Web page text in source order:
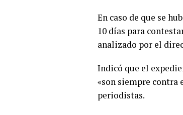
En caso de que se
10 días para
analizado por el
Indicó que el
«son siempre contra
periodistas.